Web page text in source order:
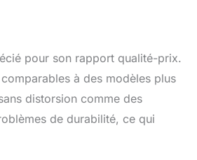
pour son rapport qualité-prix.
à des modèles plus
distorsion comme des
de durabilité, ce qui